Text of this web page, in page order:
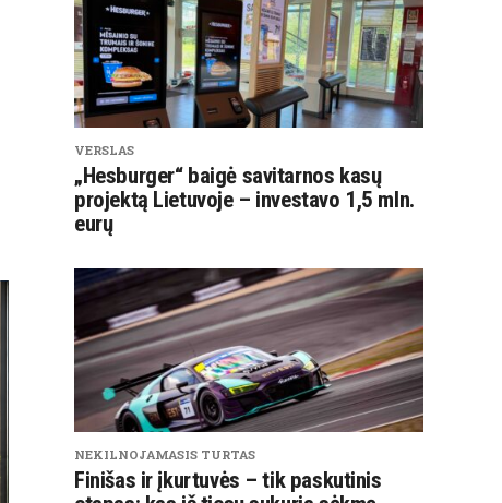
VERSLAS
„Hesburger“ baigė savitarnos kasų
projektą Lietuvoje – investavo 1,5 mln.
eurų
NEKILNOJAMASIS TURTAS
Finišas ir įkurtuvės – tik paskutinis